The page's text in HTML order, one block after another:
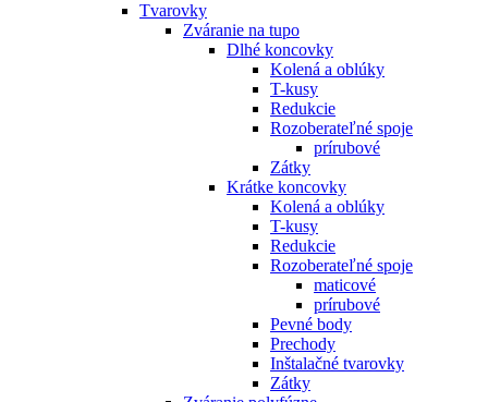
Tvarovky
Zváranie na tupo
Dlhé koncovky
Kolená a oblúky
T-kusy
Redukcie
Rozoberateľné spoje
prírubové
Zátky
Krátke koncovky
Kolená a oblúky
T-kusy
Redukcie
Rozoberateľné spoje
maticové
prírubové
Pevné body
Prechody
Inštalačné tvarovky
Zátky